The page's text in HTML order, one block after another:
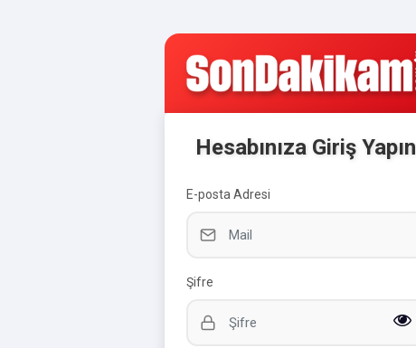
Hesabınıza Giriş Yapın
E-posta Adresi
Şifre